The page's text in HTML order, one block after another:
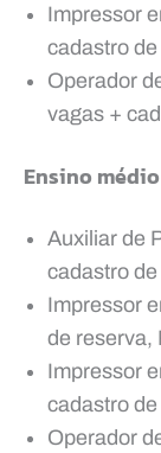
Impressor
cadastro
Operador
vagas +
Ensino
Auxiliar de
cadastro
Impressor
de reserva,
Impressor
cadastro
Operador